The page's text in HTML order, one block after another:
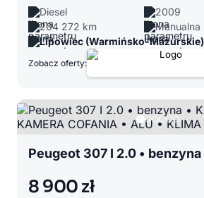
Diesel
2009
204 272 km
Manualna
Lipowiec (Warmińsko-Mazurskie)
Zobacz oferty:
8 900 zł